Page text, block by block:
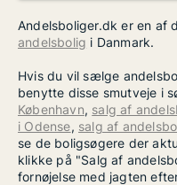
Andelsboliger.dk er en af
andelsbolig i Danmark.
Hvis du vil sælge
benytte disse smutveje i
København, salg af
i Odense, salg af
se de boligsøgere der
klikke på "Salg af
fornøjelse med jagten